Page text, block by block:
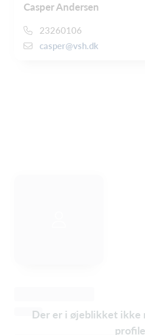
Casper Andersen
23260106
casper@vsh.dk
Der er i øjeblikket ikke